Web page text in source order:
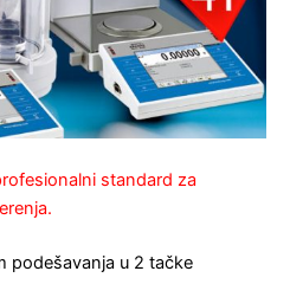
standard za
podešavanja u 2 tačke